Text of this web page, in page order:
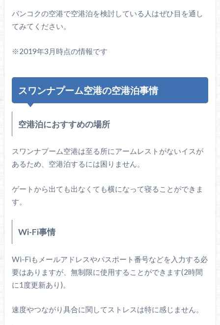
バンコクの空港で空港泊を検討している人はぜひ目を通し
てみてください。
※2019年3月時点の情報です
スワンナプーム空港の空港泊事情
空港泊におすすめの場所
スワンナプーム空港は至る所にアームレストがないイスが
あるため、空港泊するには困りません。
ゲートから出ても出なくても横になって寝ることができま
す。
Wi-Fi事情
Wi-Fiもメールアドレスやパスポート番号などを入力する必
要はありますが、無制限に使用することができます(2時間
に1度更新あり)。
速度やつながり具合に関してストレスは特に感じません。